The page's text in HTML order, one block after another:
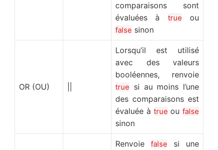
comparaisons sont
évaluées à true ou
false sinon
OR (OU)
Lorsqu’il est utilisé
avec des valeurs
booléennes, renvoie
true si au moins l’une
des comparaisons est
évaluée à true ou false
sinon
Renvoie false si une